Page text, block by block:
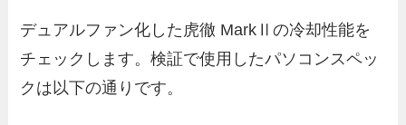
デュアルファン化した虎徹 MarkⅡの冷却性能を
チェックします。検証で使用したパソコンスペッ
クは以下の通りです。